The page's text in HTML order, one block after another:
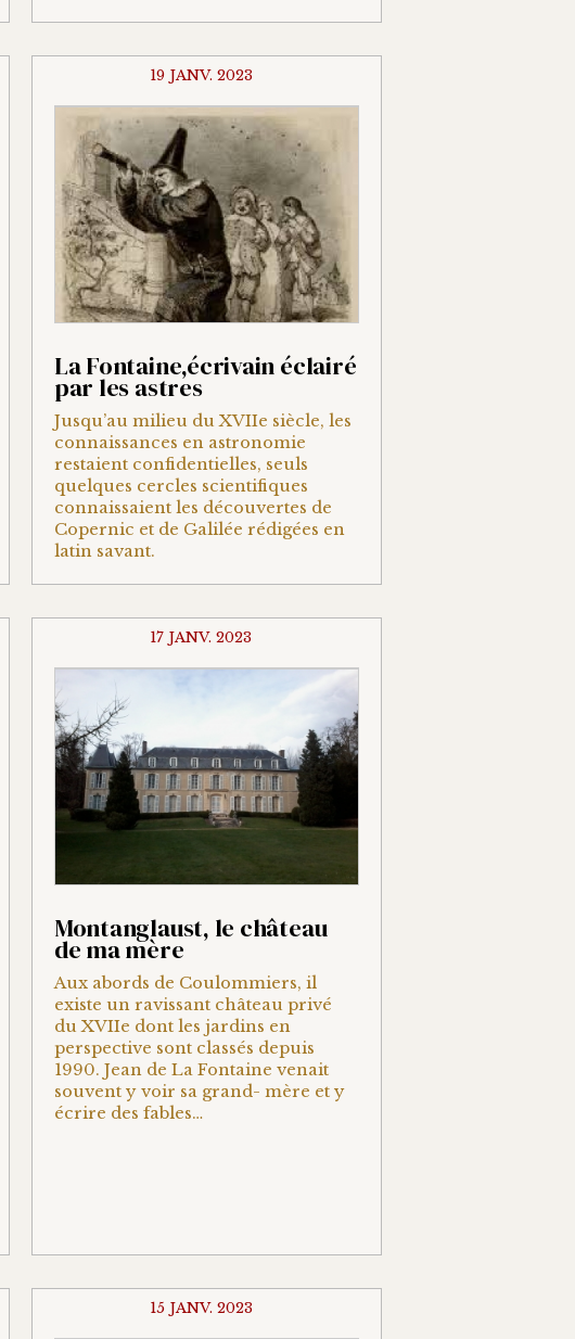
19 JANV. 2023
La Fontaine,écrivain éclairé
par les astres
Jusqu’au milieu du XVIIe siècle, les
connaissances en astronomie
restaient confidentielles, seuls
quelques cercles scientifiques
connaissaient les découvertes de
Copernic et de Galilée rédigées en
latin savant.
17 JANV. 2023
Montanglaust, le château
de ma mère
Aux abords de Coulommiers, il
existe un ravissant château privé
du XVIIe dont les jardins en
perspective sont classés depuis
1990. Jean de La Fontaine venait
souvent y voir sa grand- mère et y
écrire des fables…
15 JANV. 2023